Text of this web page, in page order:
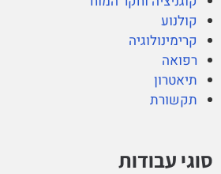
קולנוע
קרימינולוגיה
רפואה
תיאטרון
תקשורת
סוגי עבודות